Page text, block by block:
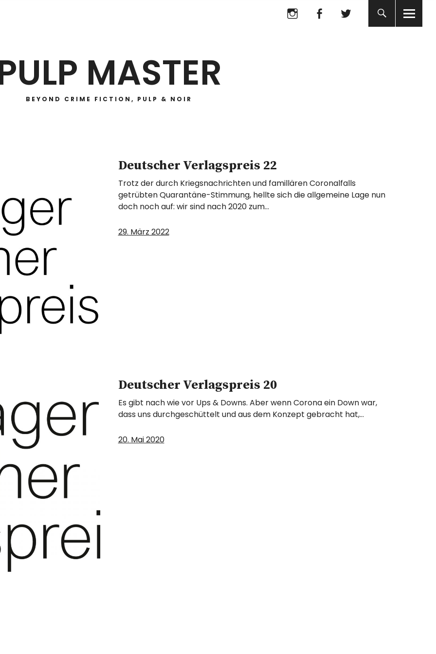
MASTER
BEYOND CRIME FICTION, PULP & NOIR
Deutscher Verlagspreis 22
Trotz der durch Kriegsnachrichten und famillären Coronalfalls
getrübten Quarantäne-Stimmung, hellte sich die allgemeine Lage nun
doch noch auf: wir sind nach 2020 zum…
29. März 2022
Deutscher Verlagspreis 20
Es gibt nach wie vor Ups & Downs. Aber wenn Corona ein Down war,
dass uns durchgeschüttelt und aus dem Konzept gebracht hat,…
20. Mai 2020